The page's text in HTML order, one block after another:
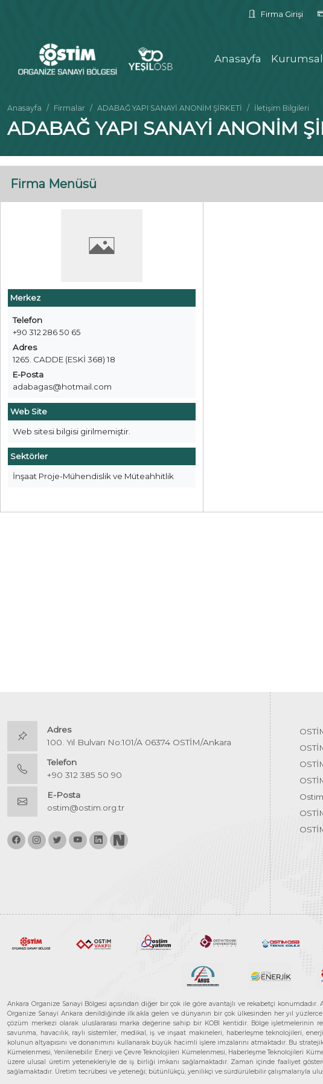
Firma Girişi
Anasayfa Kurumsal
Anasayfa Firmalar ADABAĞ YAPI SANAYİ ANONİM ŞİRKETİ İletişim Bilgileri
ADABAĞ YAPI SANAYİ ANONİM
Firma Menüsü
Merkez
Telefon
+90 312 286 50 65
Adres
1265. CADDE (ESKİ 368) 18
E-Posta
adabagas@hotmail.com
Web Site
Web sitesi bilgisi girilmemiştir.
Sektörler
İnşaat Proje-Mühendislik ve Müteahhitlik
Adres
100. Yıl Bulvarı No:101/A 06374 OSTİM/Ankara
Telefon
+90 312 385 50 90
E-Posta
ostim@ostim.org.tr
Ankara Organize Sanayi Bölgesi açısından diğer bir çok ile göre avantajlı ve rekabetçi
Organize Sanayi Ankara denildiğinde ilk akla gelen ve dünyanın bir çok ülkesinden her yıl yüzlerce
çözüm merkezi olarak uluslararası marka değerine sahip bir KOBİ kentidir. Bölge işletmelerinin
savunma, havacılık, raylı sistemler, medikal, iş ve inşaat makineleri, haberleşme teknolojileri,
kolunun altyapısını ve donanımını kullanarak büyük hacimli işlere imzalarını atmaktadır. Bu
Kümelenmesi, Yenilenebilir Enerji ve Çevre Teknolojileri Kümelenmesi, Haberleşme Teknolojileri
üzere ulusal üretim yetenekleriyle de iş birliği imkanı sağlamaktadır. Zaman içinde faaliyet
sağlamaktadır. Üretim tecrübesi ve yeteneği; bütünlükçü, yenilikçi ve sürdürülebilir çalışmalarıyla